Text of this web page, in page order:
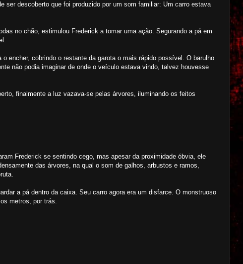
descoberto que foi produzido por um som familiar: Um carro estava
no chão, estimulou Frederick a tomar uma ação. Segurando a pá em
encher, cobrindo o restante da garota o mais rápido possível. O barulho
não podia imaginar de onde o veículo estava vindo, talvez houvesse
finalmente a luz vazava-se pelas árvores, iluminando os feitos
Frederick se sentindo cego, mas apesar da proximidade óbvia, ele
das árvores, na qual o som de galhos, arbustos e ramos,
a pá dentro da caixa. Seu carro agora era um disfarce. O monstruoso
metros, por trás.